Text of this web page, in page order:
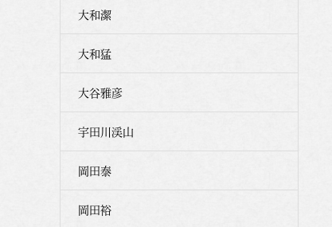
大和潔
大和猛
大谷雅彦
宇田川渓山
岡田泰
岡田裕